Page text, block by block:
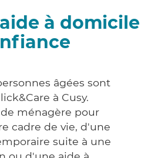
à domicile
âgées sont
à Cusy.
ménagère pour
cadre de vie, d'une
suite à une